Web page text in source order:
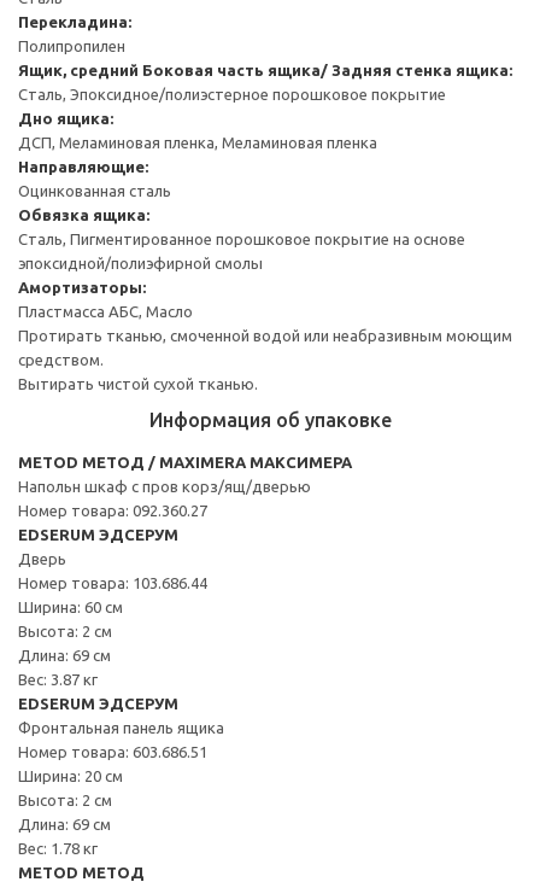
Перекладина:
Полипропилен
Ящик, средний Боковая часть ящика/ Задняя стенка ящика:
Сталь, Эпоксидное/полиэстерное порошковое покрытие
Дно ящика:
ДСП, Меламиновая пленка, Меламиновая пленка
Направляющие:
Оцинкованная сталь
Обвязка ящика:
Сталь, Пигментированное порошковое покрытие на основе
эпоксидной/полиэфирной смолы
Амортизаторы:
Пластмасса АБС, Масло
Протирать тканью, смоченной водой или неабразивным моющим
средством.
Вытирать чистой сухой тканью.
Информация об упаковке
METOD МЕТОД / MAXIMERA МАКСИМЕРА
Напольн шкаф с пров корз/ящ/дверью
Номер товара: 092.360.27
EDSERUM ЭДСЕРУМ
Дверь
Номер товара: 103.686.44
Ширина: 60 см
Высота: 2 см
Длина: 69 см
Вес: 3.87 кг
EDSERUM ЭДСЕРУМ
Фронтальная панель ящика
Номер товара: 603.686.51
Ширина: 20 см
Высота: 2 см
Длина: 69 см
Вес: 1.78 кг
METOD МЕТОД